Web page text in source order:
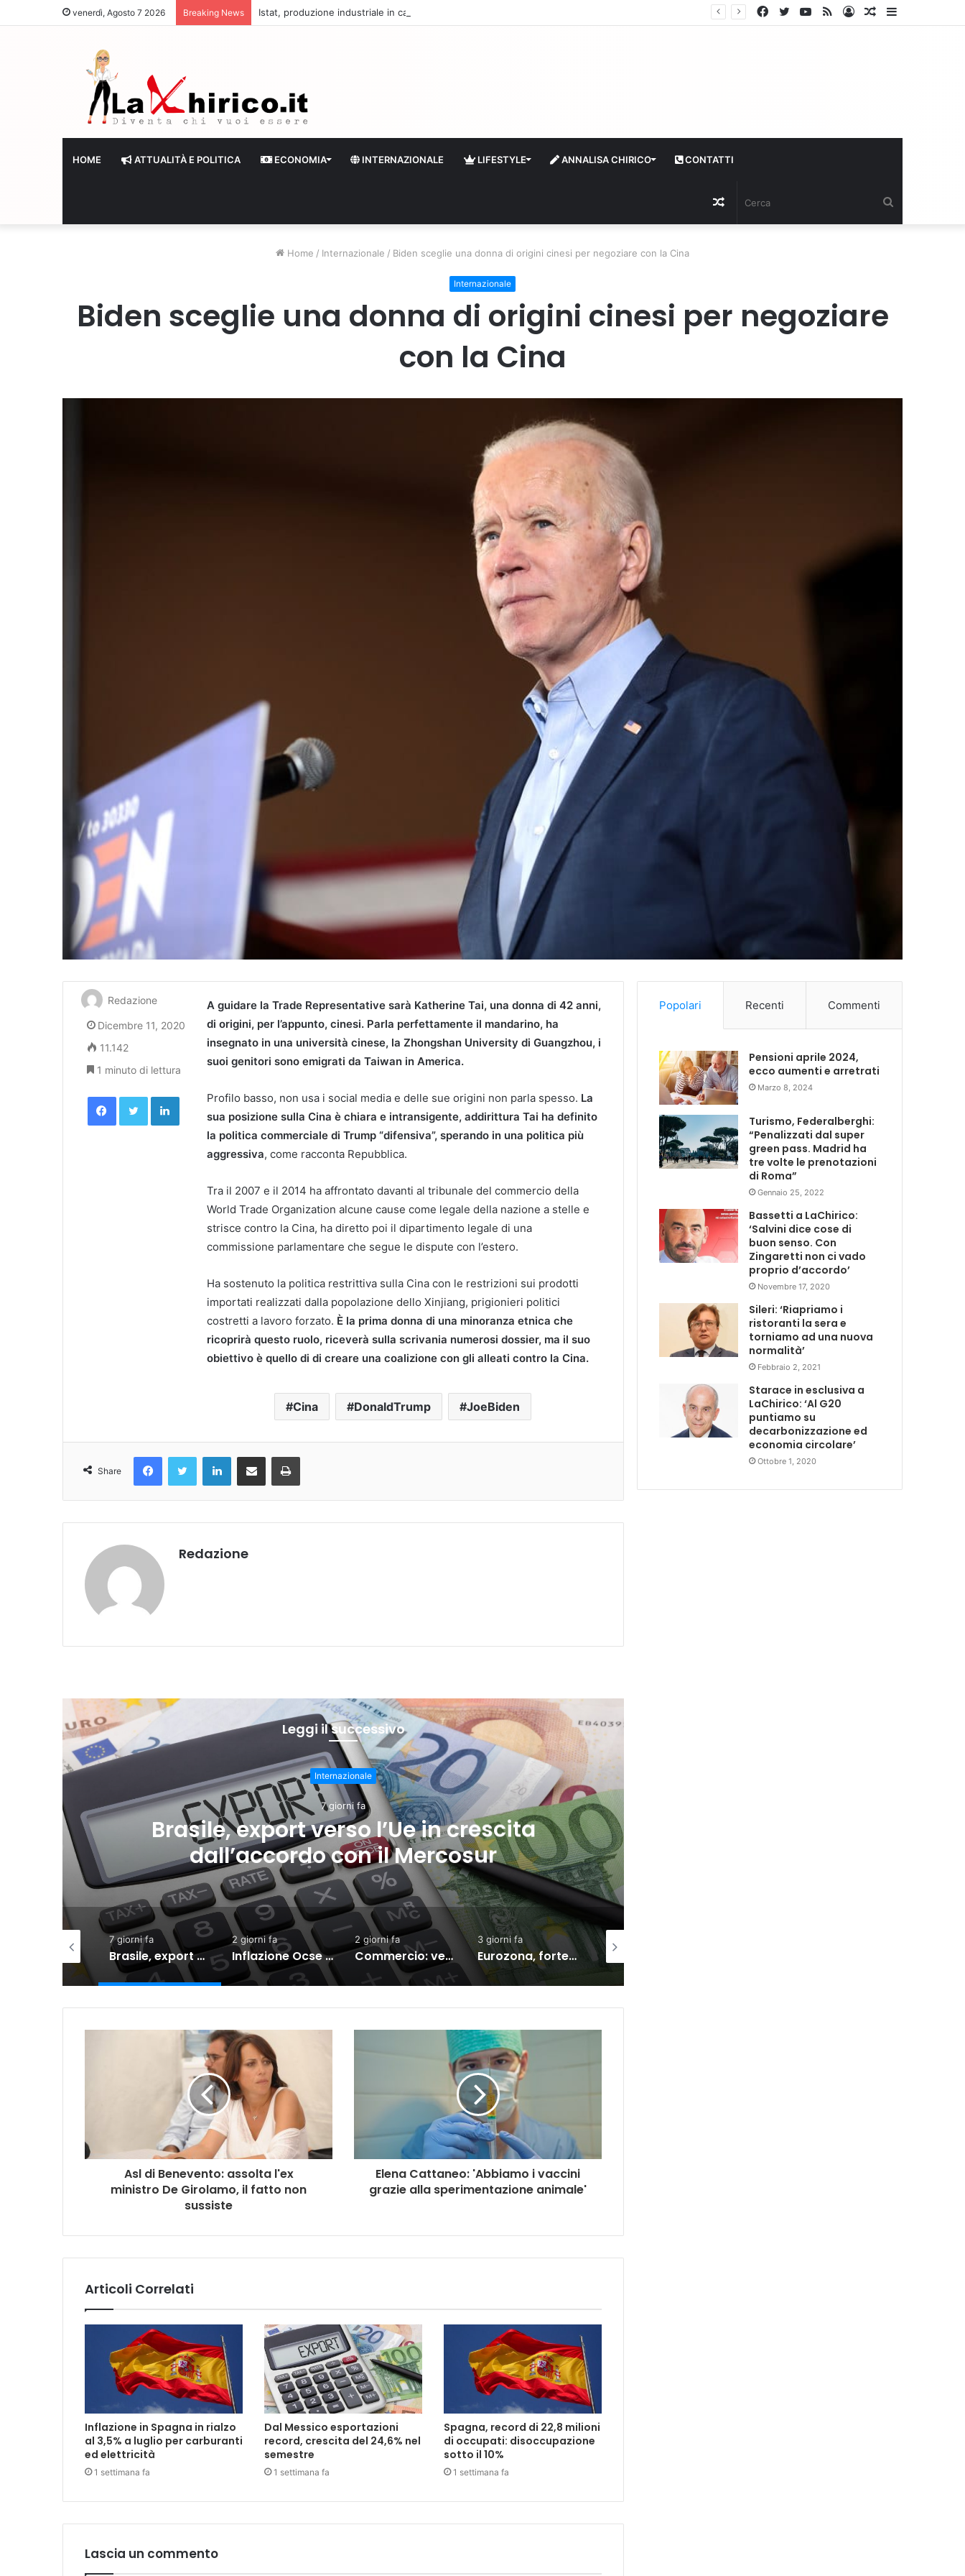
venerdì, Agosto 7 2026 Breaking News Istat, produzione industriale in calo dell’1% a giugno
Articolo
Log
RSS
YouTube
Twitter
Facebook
HOME ATTUALITÀ E POLITICA ECONOMIA INTERNAZIONALE LIFESTYLE ANNALISA CHIRICO CONTATTI
Articolo
Home / Internazionale / Biden sceglie una donna di origini cinesi per negoziare con la Cina
Internazionale
Biden sceglie una donna di origini cinesi per negoziare
con la Cina
A guidare la Trade Representative sarà Katherine Tai, una donna di 42 anni,
di origini, per l’appunto, cinesi. Parla perfettamente il mandarino, ha
insegnato in una università cinese, la Zhongshan University di Guangzhou, i
suoi genitori sono emigrati da Taiwan in America.
Profilo basso, non usa i social media e delle sue origini non parla spesso. La
sua posizione sulla Cina è chiara e intransigente, addirittura Tai ha definito
la politica commerciale di Trump “difensiva”, sperando in una politica più
aggressiva, come racconta Repubblica.
Tra il 2007 e il 2014 ha affrontato davanti al tribunale del commercio della
World Trade Organization alcune cause come legale della nazione a stelle e
strisce contro la Cina, ha diretto poi il dipartimento legale di una
commissione parlamentare che segue le dispute con l’estero.
Ha sostenuto la politica restrittiva sulla Cina con le restrizioni sui prodotti
importati realizzati dalla popolazione dello Xinjiang, prigionieri politici
costretti a lavoro forzato. È la prima donna di una minoranza etnica che
ricoprirà questo ruolo, riceverà sulla scrivania numerosi dossier, ma il suo
obiettivo è quello di di creare una coalizione con gli alleati contro la Cina.
Cina DonaldTrump JoeBiden
Redazione
Dicembre 11, 2020
11.142
1 minuto di lettura
Facebook Twitter LinkedIn
Share
Redazione
Leggi il successivo
Internazionale
7 giorni fa
Brasile, export verso l’Ue in crescita
dall’accordo con il Mercosur
Meta, TikTok, Snap e YouTube affrontano una nuova causa legale negli Stati Uniti
7 giorni fa
Brasile, export verso l’Ue in crescita dall’accordo con il Mercosur
2 giorni fa
Inflazione Ocse cala al 4,2% a giugno, Italia giù al 3%
2 giorni fa
Commercio: vendite in lieve calo ma semestre in crescita
3 giorni fa
Eurozona, forte correlazione tra shock di fiducia e calo dei consumi
3 giorni fa
Asl di Benevento: assolta l'ex
ministro De Girolamo, il fatto non
sussiste
Elena Cattaneo: 'Abbiamo i vaccini
grazie alla sperimentazione animale'
Articoli Correlati
Inflazione in Spagna in rialzo
al 3,5% a luglio per carburanti
ed elettricità
1 settimana fa
Dal Messico esportazioni
record, crescita del 24,6% nel
semestre
1 settimana fa
Spagna, record di 22,8 milioni
di occupati: disoccupazione
sotto il 10%
1 settimana fa
Lascia un commento
Popolari Recenti Commenti
Pensioni aprile 2024,
ecco aumenti e arretrati
Marzo 8, 2024
Turismo, Federalberghi:
“Penalizzati dal super
green pass. Madrid ha
tre volte le prenotazioni
di Roma”
Gennaio 25, 2022
Bassetti a LaChirico:
‘Salvini dice cose di
buon senso. Con
Zingaretti non ci vado
proprio d’accordo’
Novembre 17, 2020
Sileri: ‘Riapriamo i
ristoranti la sera e
torniamo ad una nuova
normalità’
Febbraio 2, 2021
Starace in esclusiva a
LaChirico: ‘Al G20
puntiamo su
decarbonizzazione ed
economia circolare’
Ottobre 1, 2020